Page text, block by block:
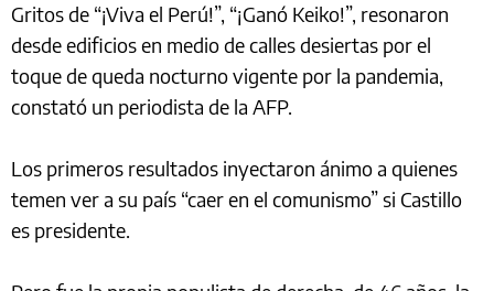
Gritos de “¡Viva el Perú!”, “¡Ganó Keiko!”, resonaron
desde edificios en medio de calles desiertas por el
toque de queda nocturno vigente por la pandemia,
constató un periodista de la AFP.
Los primeros resultados inyectaron ánimo a quienes
temen ver a su país “caer en el comunismo” si Castillo
es presidente.